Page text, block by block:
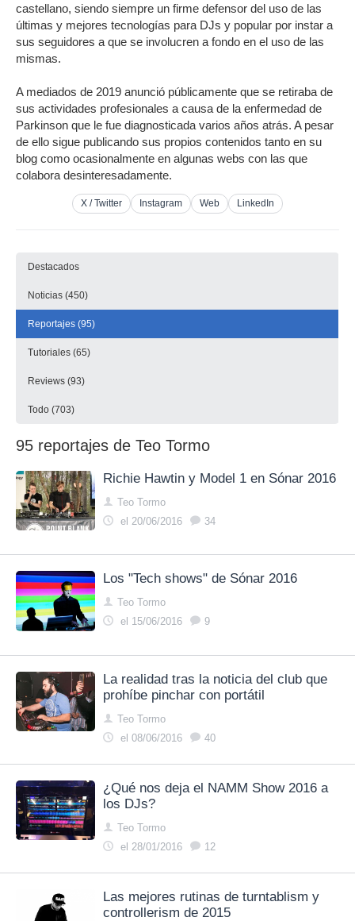
castellano, siendo siempre un firme defensor del uso de las
últimas y mejores tecnologías para DJs y popular por instar a
sus seguidores a que se involucren a fondo en el uso de las
mismas.
A mediados de 2019 anunció públicamente que se retiraba de
sus actividades profesionales a causa de la enfermedad de
Parkinson que le fue diagnosticada varios años atrás. A pesar
de ello sigue publicando sus propios contenidos tanto en su
blog como ocasionalmente en algunas webs con las que
colabora desinteresadamente.
X / Twitter Instagram Web LinkedIn
Destacados
Noticias (450)
Reportajes (95)
Tutoriales (65)
Reviews (93)
Todo (703)
95 reportajes de Teo Tormo
Richie Hawtin y Model 1 en Sónar 2016
Teo Tormo
el 20/06/2016
34
Los "Tech shows" de Sónar 2016
Teo Tormo
el 15/06/2016
9
La realidad tras la noticia del club que
prohíbe pinchar con portátil
Teo Tormo
el 08/06/2016
40
¿Qué nos deja el NAMM Show 2016 a
los DJs?
Teo Tormo
el 28/01/2016
12
Las mejores rutinas de turntablism y
controllerism de 2015